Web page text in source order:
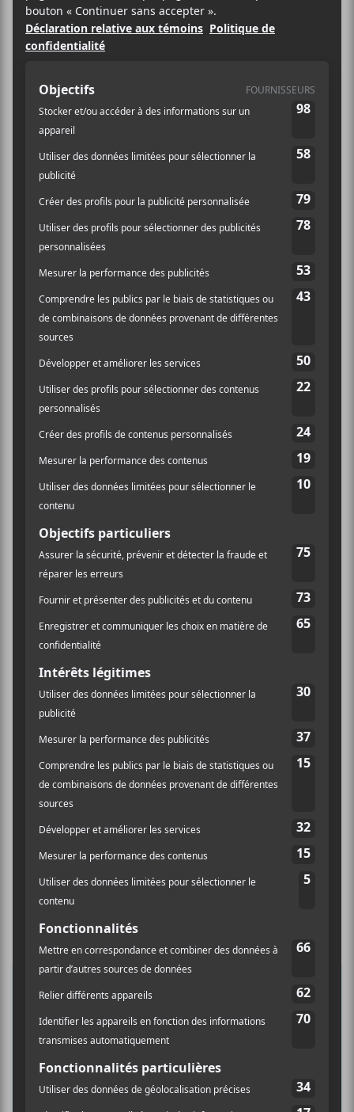
Heure :
20:30 - 23:00
Prix :
Catégorie d’Évènement:
Spectacle
https://lepointdevente.com/billets/r3i220616001
LIEU
Turbo Haus
2040 rue Saint-Denis
Montréal
Map
Voir Lieu site web
Wilson (complet)
d’Afrique – Ndaka Yo WIñi
INSCRIPTION À L’INFOLETTRE
Ne manquez pas les dernières
nouvelles!
Abonnez-vous à l’infolettre du Canal
Auditif pour tout savoir de l’actualité
musicale, découvrir vos nouveaux
albums préférés et revivre les
concerts de la veille.